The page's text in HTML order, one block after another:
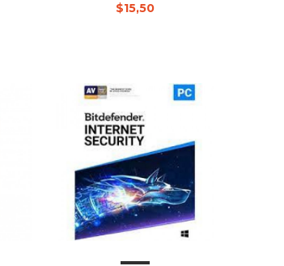
$15,50